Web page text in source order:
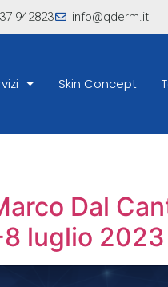
942823 info@qderm.it
Skin Concept
Dal
luglio 2023